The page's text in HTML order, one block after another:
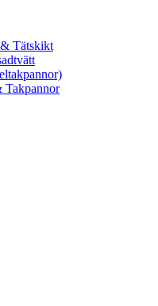
Tätskikt
Takpannor